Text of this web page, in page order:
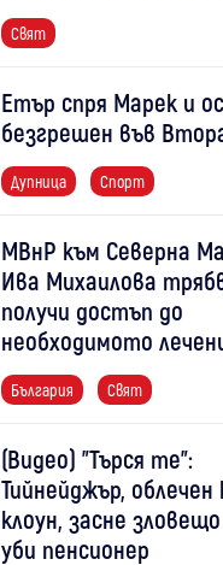
Свят
Етър спря Марек и
безгрешен във
Дупница Спорт
МВнР към Северна
Ива Михаилова
получи достъп до
необходимото
България Свят
(Видео) "Търся те":
Тийнейджър,
клоун, засне
уби пенсионер